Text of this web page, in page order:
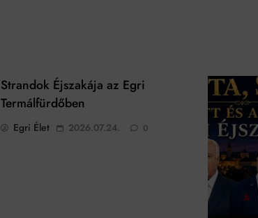
Strandok Éjszakája az Egri
Termálfürdőben
Egri Élet 2026.07.24. 0